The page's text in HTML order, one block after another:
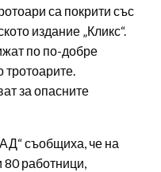
са покрити със
издание „Кликс“.
по по-добре
тротоарите.
за опасните
съобщиха, че на
80 работници,